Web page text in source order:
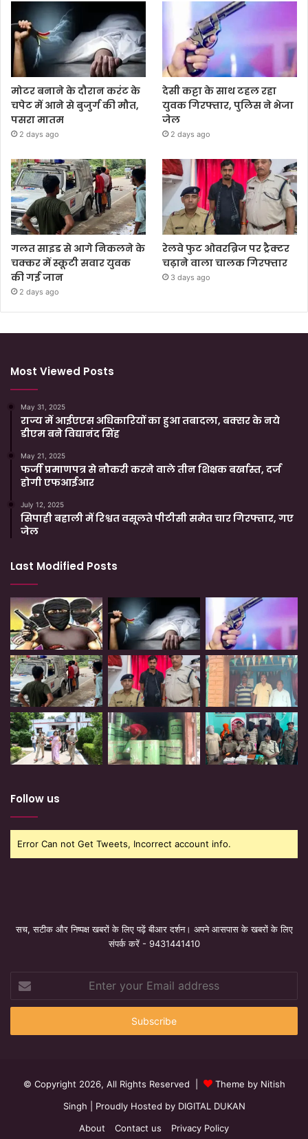
मोटर बनाने के दौरान करंट के
चपेट में आने से बुजुर्ग की मौत,
पसरा मातम
2 days ago
देसी कट्टा के साथ टहल रहा
युवक गिरफ्तार, पुलिस ने भेजा
जेल
2 days ago
गलत साइड से आगे निकलने के
चक्कर में स्कूटी सवार युवक
की गई जान
2 days ago
रेलवे फुट ओवरब्रिज पर ट्रैक्टर
चढ़ाने वाला चालक गिरफ्तार
3 days ago
Most Viewed Posts
May 31, 2025
राज्य में आईएएस अधिकारियों का हुआ तबादला, बक्सर के नये
डीएम बने विद्यानंद सिंह
May 21, 2025
फर्जी प्रमाणपत्र से नौकरी करने वाले तीन शिक्षक बर्खास्त, दर्ज
होगी एफआईआर
July 12, 2025
सिपाही बहाली में रिश्वत वसूलते पीटीसी समेत चार गिरफ्तार, गए
जेल
Last Modified Posts
Follow us
Error Can not Get Tweets, Incorrect account info.
सच, सटीक और निष्पक्ष खबरों के लिए पढ़ें बीआर दर्शन। अपने आसपास के खबरों के लिए
संपर्क करें - 9431441410
your
Email
© Copyright 2026, All Rights Reserved |
Theme by Nitish
Singh | Proudly Hosted by DIGITAL DUKAN
About
Contact us Privacy Policy